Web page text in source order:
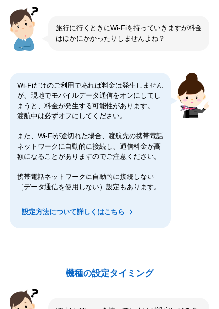
旅行に行くときにWi-Fiを持っていきますが料金
はほかにかかったりしませんよね？
Wi-Fiだけのご利用であれば料金は発生しません
が、現地でモバイルデータ通信をオンにしてし
まうと、料金が発生する可能性があります。
渡航中は必ずオフにしてください。
また、Wi-Fiが途切れた場合、渡航先の携帯電話
ネットワークに自動的に接続し、通信料金が高
額になることがありますのでご注意ください。
携帯電話ネットワークに自動的に接続しない
（データ通信を使用しない）設定もあります。
設定方法について詳しくはこちら
機種の設定タイミング